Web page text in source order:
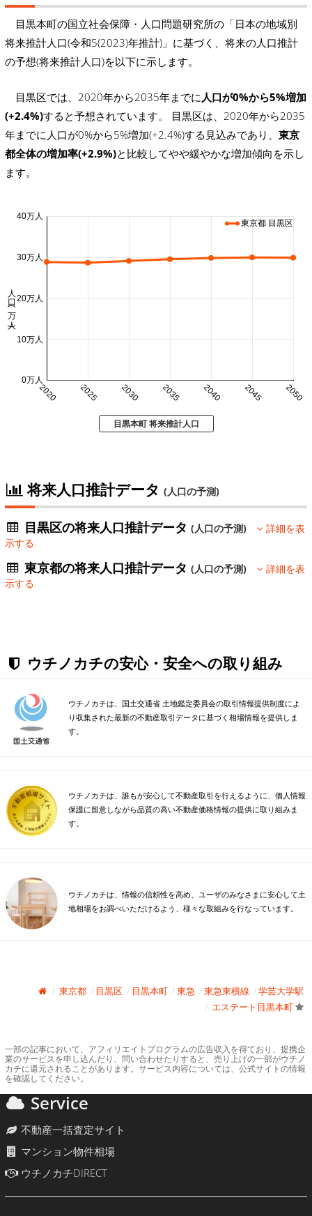
目黒本町の国立社会保障・人口問題研究所の「日本の地域別
将来推計人口(令和5(2023)年推計)」に基づく、将来の人口推計
の予想(将来推計人口)を以下に示します。
目黒区では、2020年から2035年までに 人口が0%から5%増加
(+2.4%)すると予想されています。 目黒区は、2020年から2035
年までに人口が0%から5%増加(+2.4%)する見込みであり、 東京
都全体の増加率(+2.9%)と比較してやや緩やかな増加傾向を示し
ます。
2020 2025 2030 2035 2040 2045 2050
0万人
10万人
20万人
30万人
40万人
人口 (万人)
東京都 目黒区
目黒本町 将来推計人口
将来人口推計データ (人口の予測)
目黒区の将来人口推計データ(人口の予測)
詳細を表
示する
東京都の将来人口推計データ(人口の予測)
詳細を表
示する
ウチノカチの安心・安全への取り組み
ウチノカチは、国土交通省 土地鑑定委員会の取引情報提供制度によ
り収集された最新の不動産取引データに基づく相場情報を提供しま
す。
ウチノカチは、誰もが安心して不動産取引を行えるように、個人情報
保護に留意しながら品質の高い不動産価格情報の提供に取り組みま
す。
ウチノカチは、情報の信頼性を高め、ユーザのみなさまに安心して土
地相場をお調べいただけるよう、様々な取組みを行なっています。
東京都 目黒区 目黒本町 東急 東急東横線
学芸大学駅
エステート目黒本町
一部の記事において、アフィリエイトプログラムの広告収入を得ており、提携企
業のサービスを申し込んだり、問い合わせたりすると、売り上げの一部がウチノ
カチに還元されることがあります。サービス内容については、公式サイトの情報
を確認してください。
Service
不動産一括査定サイト
マンション物件相場
ウチノカチDIRECT